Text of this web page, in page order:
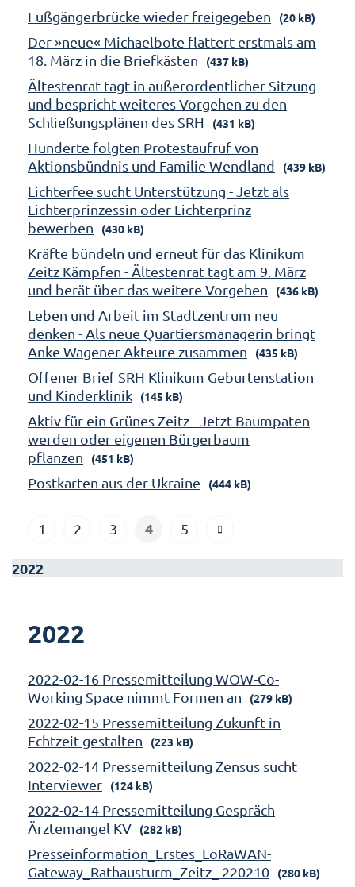
Fußgängerbrücke wieder freigegeben (20 kB)
Der »neue« Michaelbote flattert erstmals am
18. März in die Briefkästen
(437 kB)
Ältestenrat tagt in außerordentlicher Sitzung
und bespricht weiteres Vorgehen zu den
Schließungsplänen des SRH
(431 kB)
Hunderte folgten Protestaufruf von
Aktionsbündnis und Familie Wendland
(439 kB)
Lichterfee sucht Unterstützung - Jetzt als
Lichterprinzessin oder Lichterprinz
bewerben
(430 kB)
Kräfte bündeln und erneut für das Klinikum
Zeitz Kämpfen - Ältestenrat tagt am 9. März
und berät über das weitere Vorgehen
(436 kB)
Leben und Arbeit im Stadtzentrum neu
denken - Als neue Quartiersmanagerin bringt
Anke Wagener Akteure zusammen
(435 kB)
Offener Brief SRH Klinikum Geburtenstation
und Kinderklinik
(145 kB)
Aktiv für ein Grünes Zeitz - Jetzt Baumpaten
werden oder eigenen Bürgerbaum
pflanzen
(451 kB)
Postkarten aus der Ukraine (444 kB)
1 2 3 4 5
2022
2022
2022-02-16 Pressemitteilung WOW-Co-
Working Space nimmt Formen an
(279 kB)
2022-02-15 Pressemitteilung Zukunft in
Echtzeit gestalten
(223 kB)
2022-02-14 Pressemitteilung Zensus sucht
Interviewer
(124 kB)
2022-02-14 Pressemitteilung Gespräch
Ärztemangel KV
(282 kB)
Presseinformation_Erstes_LoRaWAN-
Gateway_Rathausturm_Zeitz_ 220210
(280 kB)